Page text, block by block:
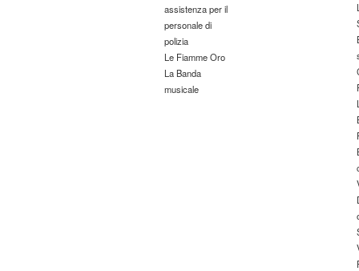
assistenza per il
personale di
polizia
Le Fiamme Oro
La Banda
musicale